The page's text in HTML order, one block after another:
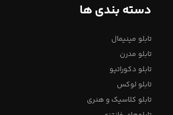
دسته بندی ها
تابلو مینیمال
تابلو مدرن
تابلو دکوراتیو
تابلو لوکس
تابلو کلاسیک و هنری